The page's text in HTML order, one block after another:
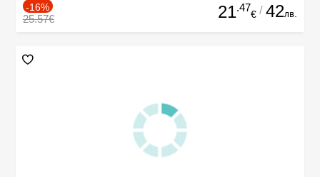
-16%
25.57€ 21.47
€ / 42лв.